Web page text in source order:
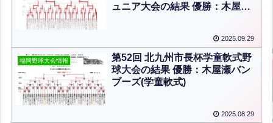
ュニア大会の結果 優勝：木屋瀬
2025.09.29
福岡野球大会情報
第52回 北九州市長杯学童軟式野
球大会の結果 優勝：木屋瀬バン
ブーズ(学童軟式)
2025.08.29